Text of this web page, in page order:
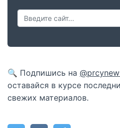
🔍 Подпишись на
оставайся в курсе
свежих материалов.